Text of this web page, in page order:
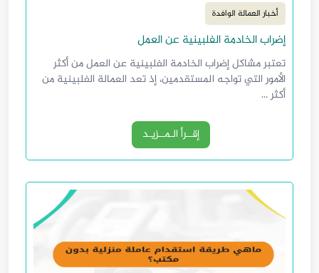
أخبار العمالة الوافدة
إضراب الخادمة الفلبينية عن العمل
تعتبر مشاكل إضراب الخادمة الفلبينية عن العمل من أكثر
الأمور التي تواجه المستقدمين، إذ تعد العمالة الفلبينية من
أكثر ...
إقــرأ الـمــزيـد